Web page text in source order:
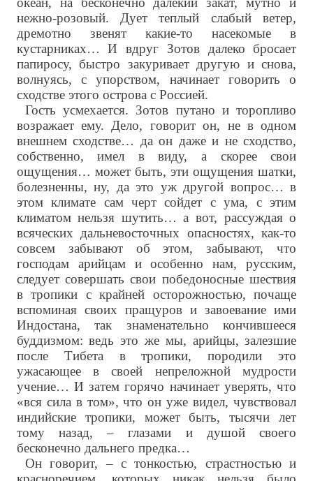
нежно-розовый. Дует теплый слабый ветер,
дремотно звенят какие-то насекомые в
кустарниках… И вдруг Зотов далеко бросает
папиросу, быстро закуривает другую и снова,
волнуясь, с упорством, начинает говорить о
сходстве этого острова с Россией.
Гость усмехается. Зотов путано и торопливо
возражает ему. Дело, говорит он, не в одном
внешнем сходстве… да он даже и не сходство,
собственно, имел в виду, а скорее свои
ощущения… может быть, эти ощущения шатки,
болезненны, ну, да это уж другой вопрос… в
этом климате сам черт сойдет с ума, с этим
климатом нельзя шутить… а вот, рассуждая о
всяческих дальневосточных опасностях, как-то
совсем забывают об этом, забывают, что
господам арийцам и особенно нам, русским,
следует совершать свои победоносные шествия
в тропики с крайней осторожностью, почаще
вспоминая своих пращуров и завоевание ими
Индостана, так знаменательно кончившееся
буддизмом: ведь это же мы, арийцы, залезшие
после Тибета в тропики, породили это
ужасающее в своей непреложной мудрости
учение… И затем горячо начинает уверять, что
«вся сила в том», что он уже видел, чувствовал
индийские тропики, может быть, тысячи лет
тому назад, – глазами и душой своего
бесконечно дальнего предка…
Он говорит, – с тонкостью, страстностью и